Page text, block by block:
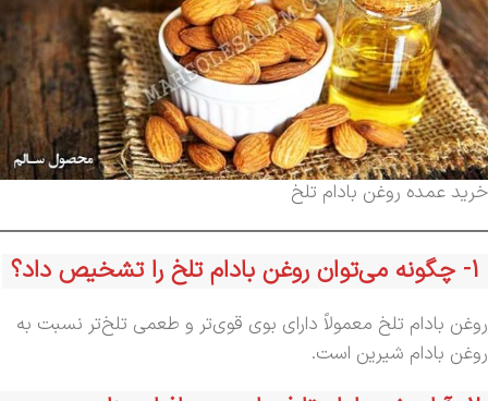
خرید عمده روغن بادام تلخ
1- چگونه می‌توان روغن بادام تلخ را تشخیص داد؟
روغن بادام تلخ معمولاً دارای بوی قوی‌تر و طعمی تلخ‌تر نسبت به
روغن بادام شیرین است.